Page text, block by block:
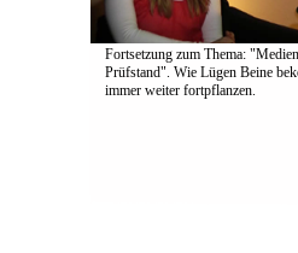
Fortsetzung zum Thema:
Prüfstand". Wie Lügen Beine
immer weiter fortpflanzen.